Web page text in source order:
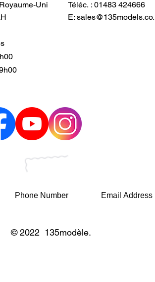
Uni
Téléc. : 01483 424666
E:
© 2022 135modèle.